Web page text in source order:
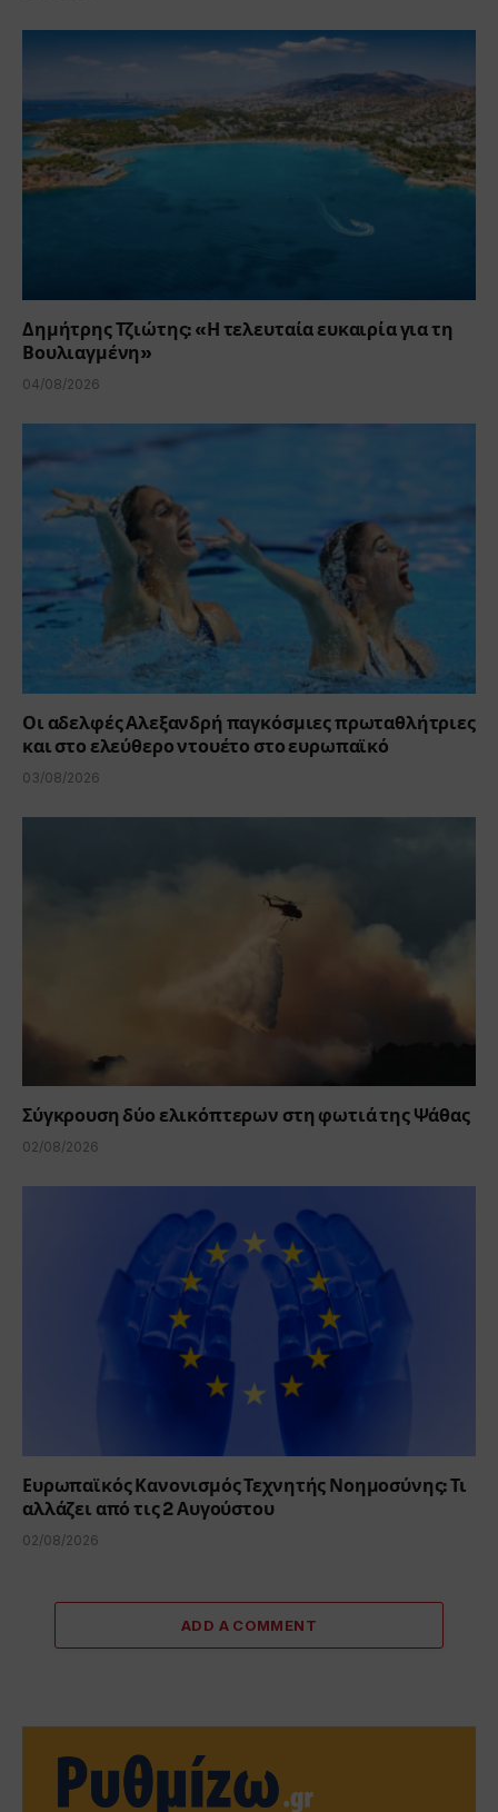
Δημήτρης Τζιώτης: «Η τελευταία ευκαιρία για τη
Βουλιαγμένη»
04/08/2026
Οι αδελφές Αλεξανδρή παγκόσμιες πρωταθλήτριες
και στο ελεύθερο ντουέτο στο ευρωπαϊκό
03/08/2026
Σύγκρουση δύο ελικόπτερων στη φωτιά της Ψάθας
02/08/2026
Ευρωπαϊκός Κανονισμός Τεχνητής Νοημοσύνης: Τι
αλλάζει από τις 2 Αυγούστου
02/08/2026
ADD A COMMENT